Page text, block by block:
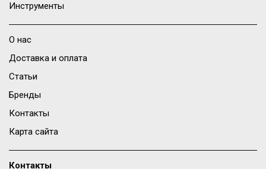
Инструменты
О нас
Доставка и оплата
Статьи
Бренды
Контакты
Карта сайта
Контакты